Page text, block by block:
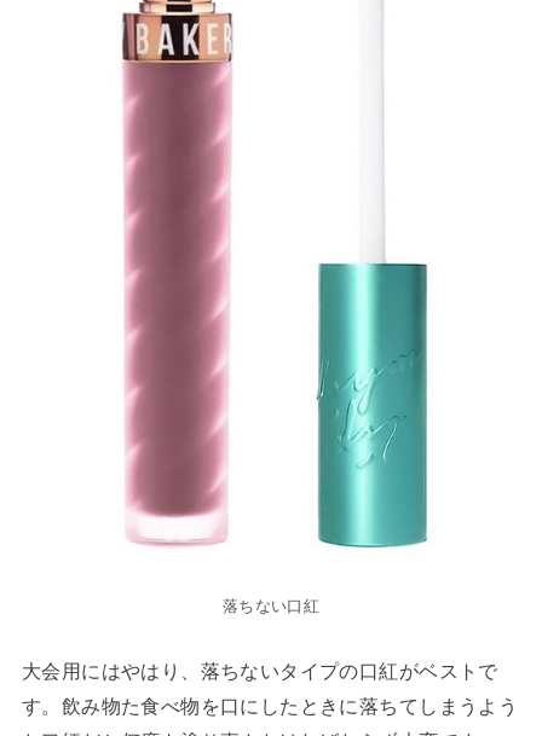
落ちない口紅
大会用にはやはり、落ちないタイプの口紅がベストで
す。飲み物た食べ物を口にしたときに落ちてしまうよう